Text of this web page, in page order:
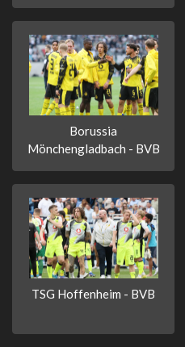
Borussia
Mönchengladbach - BVB
TSG Hoffenheim - BVB